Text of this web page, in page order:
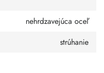
nehrdzavejúca oceľ
strúhanie